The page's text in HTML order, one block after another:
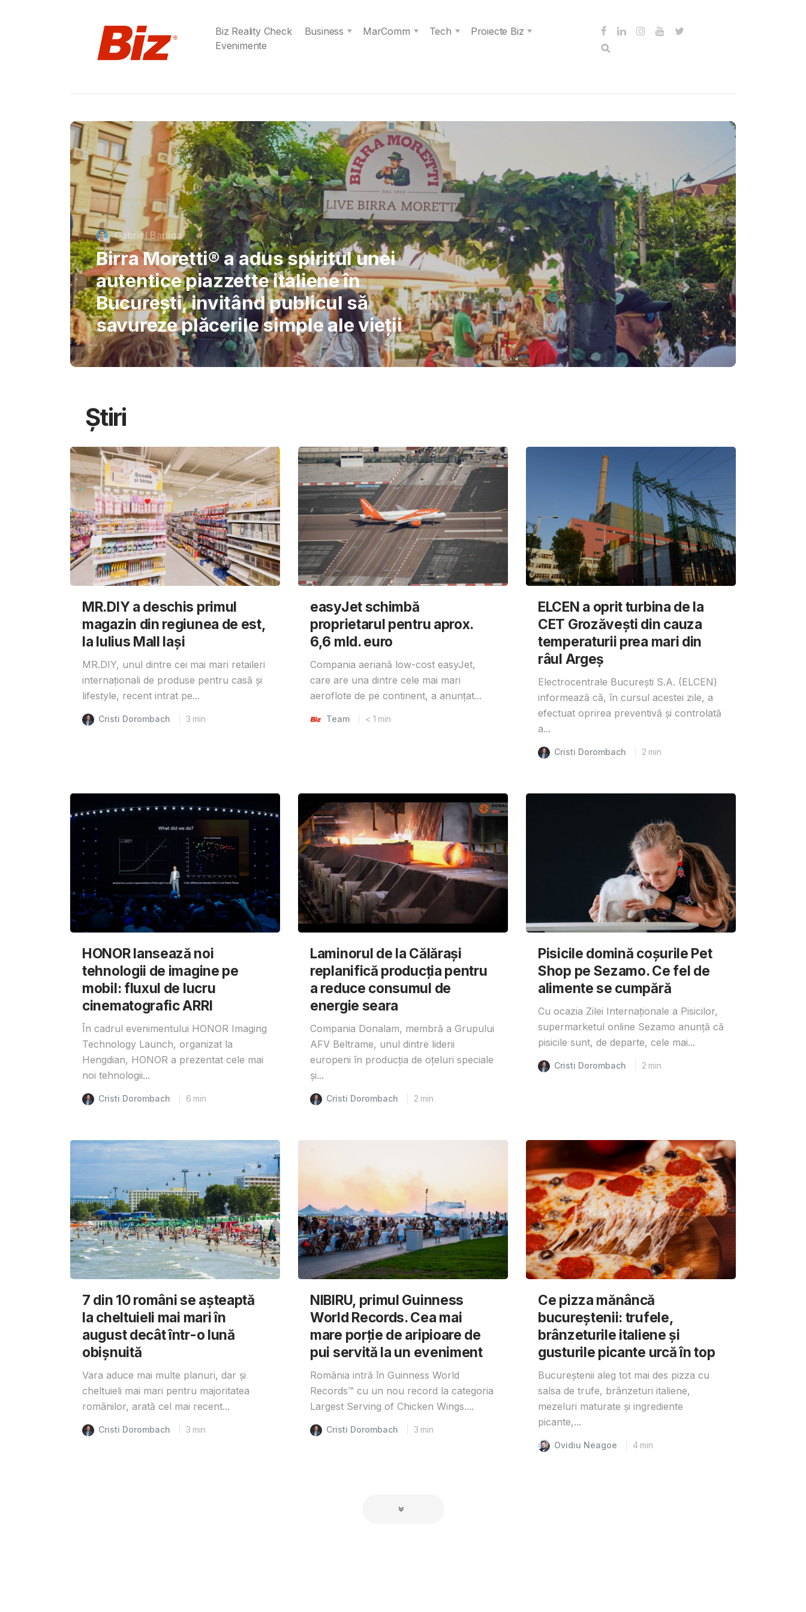
Biz Reality Check Business MarComm Tech
Proiecte Biz
Evenimente
Cristi Dorombach
Richard Joannides, Verita
International School: Școlile nu pot
permite AI-ului să înlocuiască
gândirea elevilor
Știri
MR.DIY a deschis primul
magazin din regiunea de est,
la Iulius Mall Iași
MR.DIY, unul dintre cei mai mari retaileri
internaționali de produse pentru casă și
lifestyle, recent intrat pe...
Cristi Dorombach 3 min
easyJet schimbă
proprietarul pentru aprox.
6,6 mld. euro
Compania aeriană low-cost easyJet,
care are una dintre cele mai mari
aeroflote de pe continent, a anunțat...
Team < 1 min
ELCEN a oprit turbina de la
CET Grozăvești din cauza
temperaturii prea mari din
râul Argeș
Electrocentrale București S.A. (ELCEN)
informează că, în cursul acestei zile, a
efectuat oprirea preventivă și controlată
a...
Cristi Dorombach 2 min
HONOR lansează noi
tehnologii de imagine pe
mobil: fluxul de lucru
cinematografic ARRI
În cadrul evenimentului HONOR Imaging
Technology Launch, organizat la
Hengdian, HONOR a prezentat cele mai
noi tehnologii...
Cristi Dorombach 6 min
Laminorul de la Călărași
replanifică producția pentru
a reduce consumul de
energie seara
Compania Donalam, membră a Grupului
AFV Beltrame, unul dintre liderii
europeni în producția de oțeluri speciale
și...
Cristi Dorombach 2 min
Pisicile domină coșurile Pet
Shop pe Sezamo. Ce fel de
alimente se cumpără
Cu ocazia Zilei Internaționale a Pisicilor,
supermarketul online Sezamo anunță că
pisicile sunt, de departe, cele mai...
Cristi Dorombach 2 min
7 din 10 români se așteaptă
la cheltuieli mai mari în
august decât într-o lună
obișnuită
Vara aduce mai multe planuri, dar și
cheltuieli mai mari pentru majoritatea
românilor, arată cel mai recent...
Cristi Dorombach 3 min
NIBIRU, primul Guinness
World Records. Cea mai
mare porție de aripioare de
pui servită la un eveniment
România intră în Guinness World
Records™️ cu un nou record la categoria
Largest Serving of Chicken Wings....
Cristi Dorombach 3 min
Ce pizza mănâncă
bucureștenii: trufele,
brânzeturile italiene și
gusturile picante urcă în top
Bucureștenii aleg tot mai des pizza cu
salsa de trufe, brânzeturi italiene,
mezeluri maturate și ingrediente
picante,...
Ovidiu Neagoe 4 min